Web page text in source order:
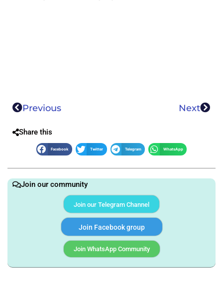
Previous Next
Share this
Facebook Twitter Telegram WhatsApp
Join our community
Join our Telegram Channel
Join Facebook group
Join WhatsApp Community